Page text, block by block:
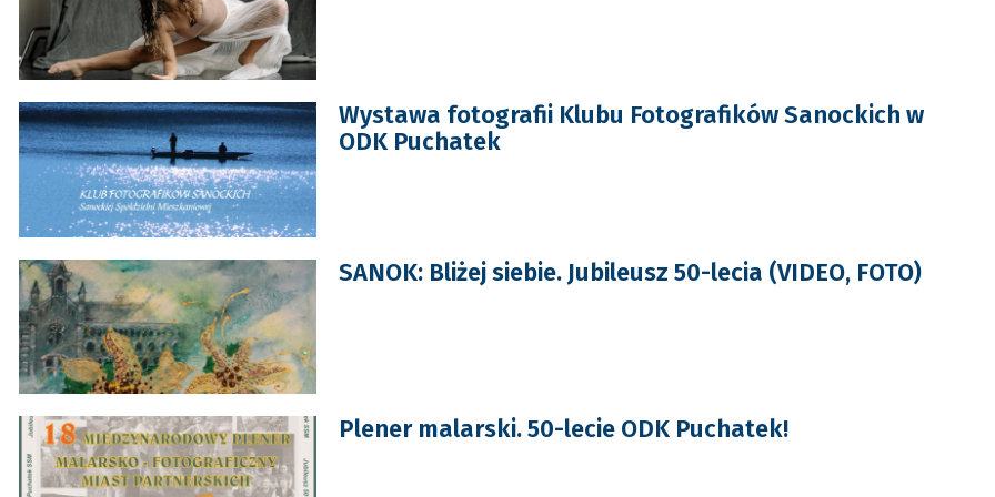
Wystawa fotografii Klubu Fotografików Sanockich w
ODK Puchatek
SANOK: Bliżej siebie. Jubileusz 50-lecia (VIDEO, FOTO)
Plener malarski. 50-lecie ODK Puchatek!